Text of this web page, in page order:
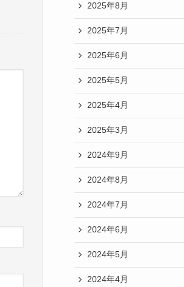
2025年8月
2025年7月
2025年6月
2025年5月
2025年4月
2025年3月
2024年9月
2024年8月
2024年7月
2024年6月
2024年5月
2024年4月